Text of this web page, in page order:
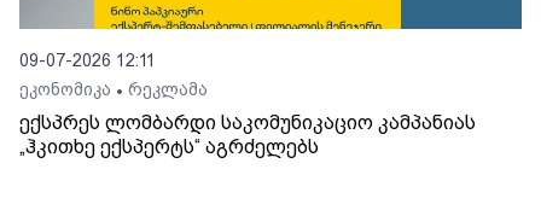
09-07-2026 12:11
ეკონომიკა • რეკლამა
ექსპრეს ლომბარდი საკომუნიკაციო კამპანიას
„ჰკითხე ექსპერტს“ აგრძელებს